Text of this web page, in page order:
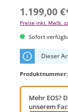
1.199,00
Preise inkl. MwSt.
Sofort
Dieser
Produktnummer:
Mehr EOS?
unserem